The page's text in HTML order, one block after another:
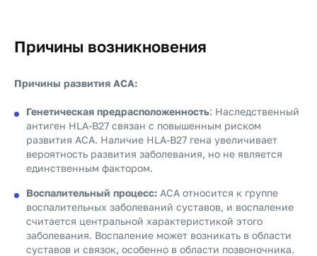
Причины возникновения
Причины развития АСА:
Генетическая предрасположенность: Наследственный
антиген HLA-B27 связан с повышенным риском
развития АСА. Наличие HLA-B27 гена увеличивает
вероятность развития заболевания, но не является
единственным фактором.
Воспалительный процесс: АСА относится к группе
воспалительных заболеваний суставов, и воспаление
считается центральной характеристикой этого
заболевания. Воспаление может возникать в области
суставов и связок, особенно в области позвоночника.